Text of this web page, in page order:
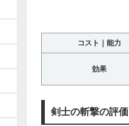
コスト｜能力
効果
剣士の斬撃の評価